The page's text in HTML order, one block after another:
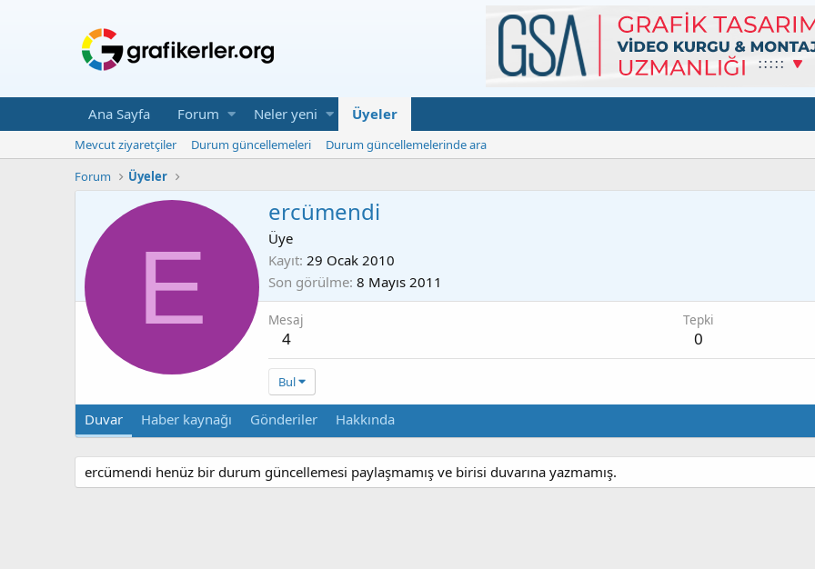
Ana Sayfa Forum Neler yeni Üyeler
Mevcut ziyaretçiler Durum güncellemeleri
Durum güncellemelerinde ara
Forum
Üyeler
E
ercümendi
Üye
Kayıt 29 Ocak 2010
Son görülme 8 Mayıs 2011
Mesaj
4
Tepki
0
Bul
Duvar Haber kaynağı Gönderiler Hakkında
ercümendi henüz bir durum güncellemesi paylaşmamış ve birisi duvarına yazmamış.